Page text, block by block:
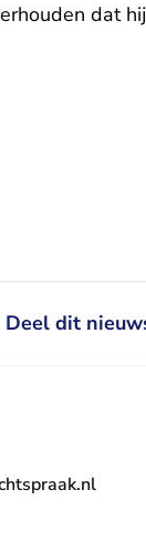
dat
Deel dit